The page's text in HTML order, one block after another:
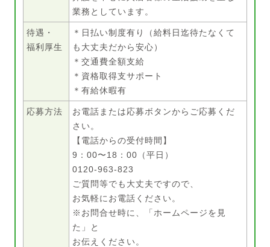
業務としています。
待遇・
福利厚生
＊日払い制度有り（給料日迄待たなくて
も大丈夫だから安心）
＊交通費全額支給
＊資格取得支サポート
＊有給休暇有
応募方法
お電話または応募ボタンからご応募くだ
さい。
【電話からの受付時間】
9：00〜18：00（平日）
0120-963-823
ご質問等でも大丈夫ですので、
お気軽にお電話ください。
※お問合せ時に、「ホームページを見
た」と
お伝えください。